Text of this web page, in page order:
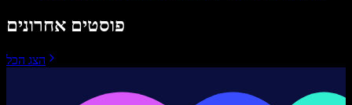
פוסטים אחרונים
הצג הכל